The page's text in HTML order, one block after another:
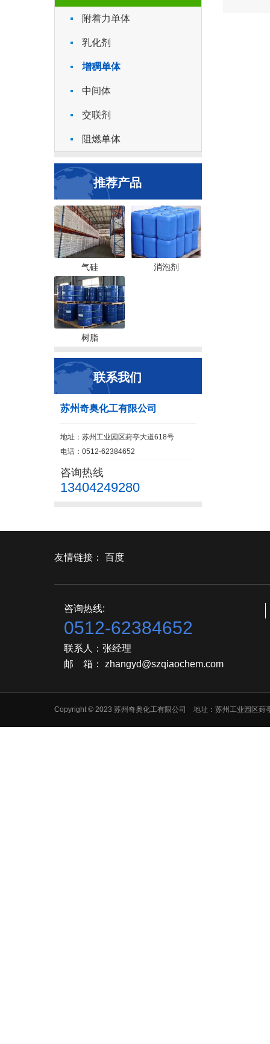
附着力单体
乳化剂
增稠单体
中间体
交联剂
阻燃单体
推荐产品
气硅 消泡剂
树脂
联系我们
苏州奇奥化工有限公司
地址：苏州工业园区葑亭大道618号
电话：0512-62384652
咨询热线
13404249280
友情链接： 百度
咨询热线:
0512-62384652
联系人：张经理
邮 箱： zhangyd@szqiaochem.com
Copyright © 2023 苏州奇奥化工有限公司 地址：苏州工业园区